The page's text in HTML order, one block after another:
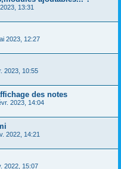
13:31
2023, 12:27
2023, 10:55
des notes
2023, 14:04
2022, 14:21
2022, 15:07